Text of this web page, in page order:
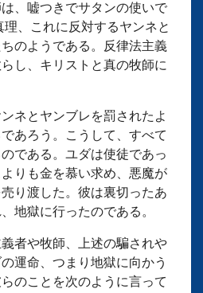
、嘘つきでサタンの使いで
、これに反対するヤンネと
のようである。反律法主義
し、キリストと真の牧師に
ネとヤンブレを罰されたよ
あろう。こうして、すべて
である。ユダは使徒であっ
りも金を慕い求め、悪魔が
り渡した。彼は裏切ったあ
地獄に行ったのである。
者や牧師、上述の騙されや
運命、つまり地獄に向かう
のことを次のように言って